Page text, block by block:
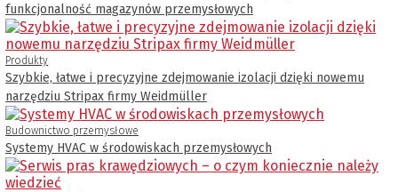
funkcjonalność magazynów przemysłowych
Produkty
Szybkie, łatwe i precyzyjne zdejmowanie izolacji dzięki nowemu
narzędziu Stripax firmy Weidmüller
Budownictwo przemysłowe
Systemy HVAC w środowiskach przemysłowych